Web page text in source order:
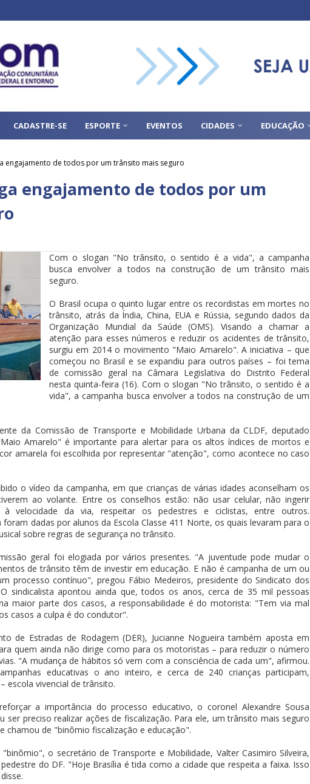
CADASTRE-SE ESPORTE EVENTOS CIDADES EDUCAÇÃO
engajamento de todos por um trânsito mais seguro
engajamento de todos por um
Com o slogan "No trânsito, o sentido é a vida", a campanha
busca envolver a todos na construção de um trânsito mais
seguro.
O Brasil ocupa o quinto lugar entre os recordistas em mortes no
trânsito, atrás da Índia, China, EUA e Rússia, segundo dados da
Organização Mundial da Saúde (OMS). Visando a chamar a
atenção para esses números e reduzir os acidentes de trânsito,
surgiu em 2014 o movimento "Maio Amarelo". A iniciativa – que
começou no Brasil e se expandiu para outros países – foi tema
de comissão geral na Câmara Legislativa do Distrito Federal
nesta quinta-feira (16). Com o slogan "No trânsito, o sentido é a
vida", a campanha busca envolver a todos na construção de um
da Comissão de Transporte e Mobilidade Urbana da CLDF, deputado
Amarelo" é importante para alertar para os altos índices de mortos e
amarela foi escolhida por representar "atenção", como acontece no caso
o vídeo da campanha, em que crianças de várias idades aconselham os
ao volante. Entre os conselhos estão: não usar celular, não ingerir
à velocidade da via, respeitar os pedestres e ciclistas, entre outros.
dadas por alunos da Escola Classe 411 Norte, os quais levaram para o
sobre regras de segurança no trânsito.
geral foi elogiada por vários presentes. "A juventude pode mudar o
de trânsito têm de investir em educação. E não é campanha de um ou
processo contínuo", pregou Fábio Medeiros, presidente do Sindicato dos
sindicalista apontou ainda que, todos os anos, cerca de 35 mil pessoas
maior parte dos casos, a responsabilidade é do motorista: "Tem via mal
casos a culpa é do condutor".
de Estradas de Rodagem (DER), Jucianne Nogueira também aposta em
quem ainda não dirige como para os motoristas – para reduzir o número
"A mudança de hábitos só vem com a consciência de cada um", afirmou.
educativas o ano inteiro, e cerca de 240 crianças participam,
escola vivencial de trânsito.
a importância do processo educativo, o coronel Alexandre Sousa
ser preciso realizar ações de fiscalização. Para ele, um trânsito mais seguro
chamou de "binômio fiscalização e educação".
o secretário de Transporte e Mobilidade, Valter Casimiro Silveira,
do DF. "Hoje Brasília é tida como a cidade que respeita a faixa. Isso